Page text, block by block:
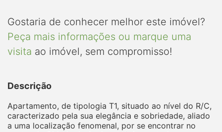
Gostaria de conhecer melhor este imóvel?
Peça mais informações ou marque uma
visita ao imóvel, sem compromisso!
Descrição
Apartamento, de tipologia T1, situado ao nível do R/C,
caracterizado pela sua elegância e sobriedade, aliado
a uma localização fenomenal, por se encontrar no